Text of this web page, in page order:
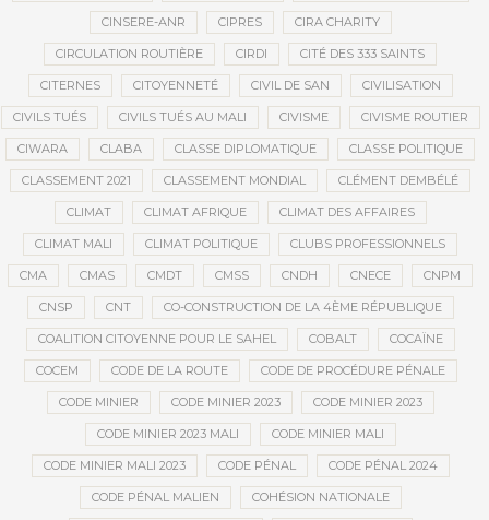
CINSERE-ANR CIPRES CIRA CHARITY
CIRCULATION ROUTIÈRE CIRDI CITÉ DES 333 SAINTS
CITERNES CITOYENNETÉ CIVIL DE SAN CIVILISATION
CIVILS TUÉS CIVILS TUÉS AU MALI CIVISME CIVISME ROUTIER
CIWARA CLABA CLASSE DIPLOMATIQUE CLASSE POLITIQUE
CLASSEMENT 2021 CLASSEMENT MONDIAL CLÉMENT DEMBÉLÉ
CLIMAT CLIMAT AFRIQUE CLIMAT DES AFFAIRES
CLIMAT MALI CLIMAT POLITIQUE CLUBS PROFESSIONNELS
CMA CMAS CMDT CMSS CNDH CNECE CNPM
CNSP CNT CO-CONSTRUCTION DE LA 4ÈME RÉPUBLIQUE
COALITION CITOYENNE POUR LE SAHEL COBALT COCAÏNE
COCEM CODE DE LA ROUTE CODE DE PROCÉDURE PÉNALE
CODE MINIER CODE MINIER 2023 CODE MINIER 2023
CODE MINIER 2023 MALI CODE MINIER MALI
CODE MINIER MALI 2023 CODE PÉNAL CODE PÉNAL 2024
CODE PÉNAL MALIEN COHÉSION NATIONALE